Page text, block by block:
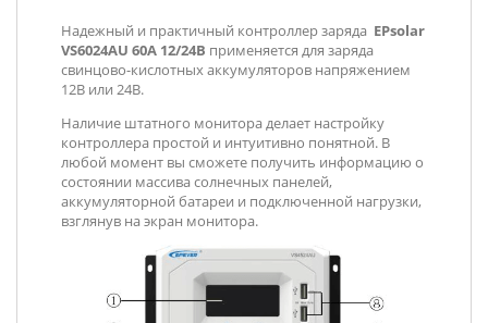
Надежный и практичный контроллер заряда EPsolar
VS6024AU 60А 12/24В применяется для заряда
свинцово-кислотных аккумуляторов напряжением
12В или 24В.
Наличие штатного монитора делает настройку
контроллера простой и интуитивно понятной. В
любой момент вы сможете получить информацию о
состоянии массива солнечных панелей,
аккумуляторной батареи и подключенной нагрузки,
взглянув на экран монитора.